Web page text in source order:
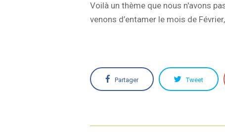
Voilà un thème que nous n'avons
venons d’entamer le mois de
Partager Tweet